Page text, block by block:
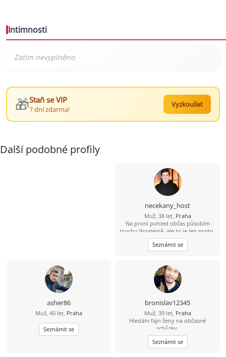
Intimnosti
🎁Staň se VIP
7 dní zdarma!
Vyzkoušet
Další podobné profily
necekany_host
Muž, 38 let, Praha
Na první pohled občas působím
trochu lhostejně, ale to je jen proto,
že svět raději tiše vnímám, než abych
měl potřebu ho neustále
komentovat. Pokud se se mnou
přeskočí sama.
Seznámit se
asher86
Muž, 40 let, Praha
Seznámit se
bronislav12345
Muž, 39 let, Praha
Hledám fajn ženy na občasné
schůzky.
Seznámit se